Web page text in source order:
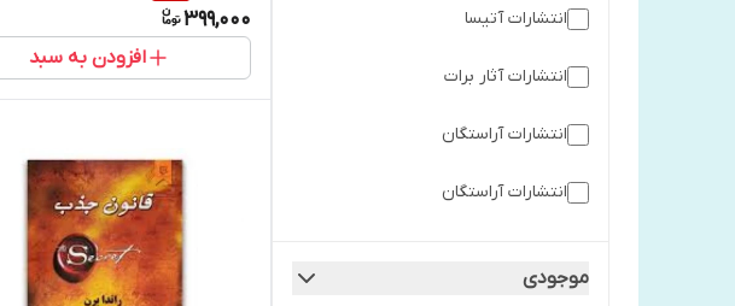
انتشارات آتیسا
انتشارات آثار برات
انتشارات آراستگان
انتشارات آراستگان
موجودی
399,000
افزودن به سبد